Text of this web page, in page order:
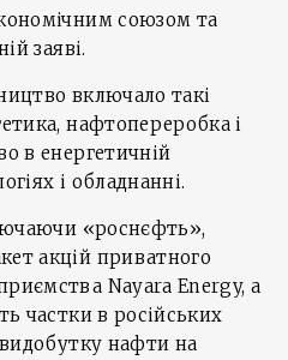
союзом та
заяві.
включало такі
нафтопереробка і
в енергетичній
і обладнанні.
«роснєфть»,
акцій приватного
Nayara Energy, а
частки в російських
нафти на